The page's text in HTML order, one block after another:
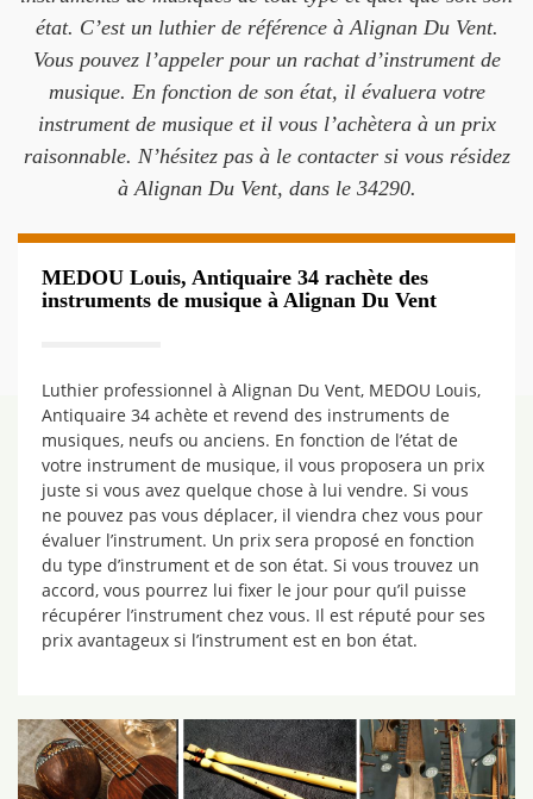
état. C’est un luthier de référence à Alignan Du Vent.
Vous pouvez l’appeler pour un rachat d’instrument de
musique. En fonction de son état, il évaluera votre
instrument de musique et il vous l’achètera à un prix
raisonnable. N’hésitez pas à le contacter si vous résidez
à Alignan Du Vent, dans le 34290.
MEDOU Louis, Antiquaire 34 rachète des
instruments de musique à Alignan Du Vent
Luthier professionnel à Alignan Du Vent, MEDOU Louis,
Antiquaire 34 achète et revend des instruments de
musiques, neufs ou anciens. En fonction de l’état de
votre instrument de musique, il vous proposera un prix
juste si vous avez quelque chose à lui vendre. Si vous
ne pouvez pas vous déplacer, il viendra chez vous pour
évaluer l’instrument. Un prix sera proposé en fonction
du type d’instrument et de son état. Si vous trouvez un
accord, vous pourrez lui fixer le jour pour qu’il puisse
récupérer l’instrument chez vous. Il est réputé pour ses
prix avantageux si l’instrument est en bon état.